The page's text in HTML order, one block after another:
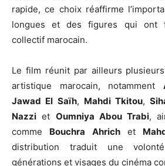
rapide, ce choix réaffirme
longues et des figures qui ont
collectif marocain.
Le film réunit par ailleurs
artistique marocain, notamment
Jawad El Saïh, Mahdi Tkitou,
Nazzi et Oumniya Abou Trabi,
comme Bouchra Ahrichet
distribution traduit une
générations et visages du cinéma